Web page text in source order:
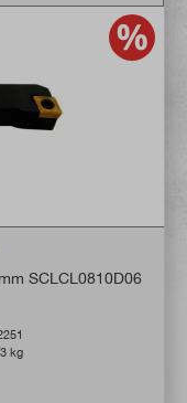
Bewertung von 5 von 5
SCLCL0810D06
kg